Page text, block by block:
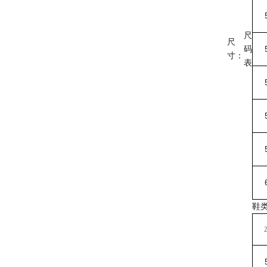
尺
寸：
尺
码
表
鞋